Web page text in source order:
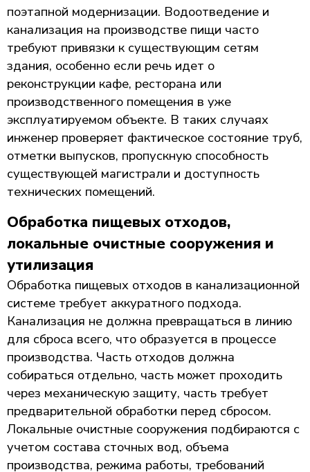
поэтапной модернизации. Водоотведение и
канализация на производстве пищи часто
требуют привязки к существующим сетям
здания, особенно если речь идет о
реконструкции кафе, ресторана или
производственного помещения в уже
эксплуатируемом объекте. В таких случаях
инженер проверяет фактическое состояние труб,
отметки выпусков, пропускную способность
существующей магистрали и доступность
технических помещений.
Обработка пищевых отходов,
локальные очистные сооружения и
утилизация
Обработка пищевых отходов в канализационной
системе требует аккуратного подхода.
Канализация не должна превращаться в линию
для сброса всего, что образуется в процессе
производства. Часть отходов должна
собираться отдельно, часть может проходить
через механическую защиту, часть требует
предварительной обработки перед сбросом.
Локальные очистные сооружения подбираются с
учетом состава сточных вод, объема
производства, режима работы, требований